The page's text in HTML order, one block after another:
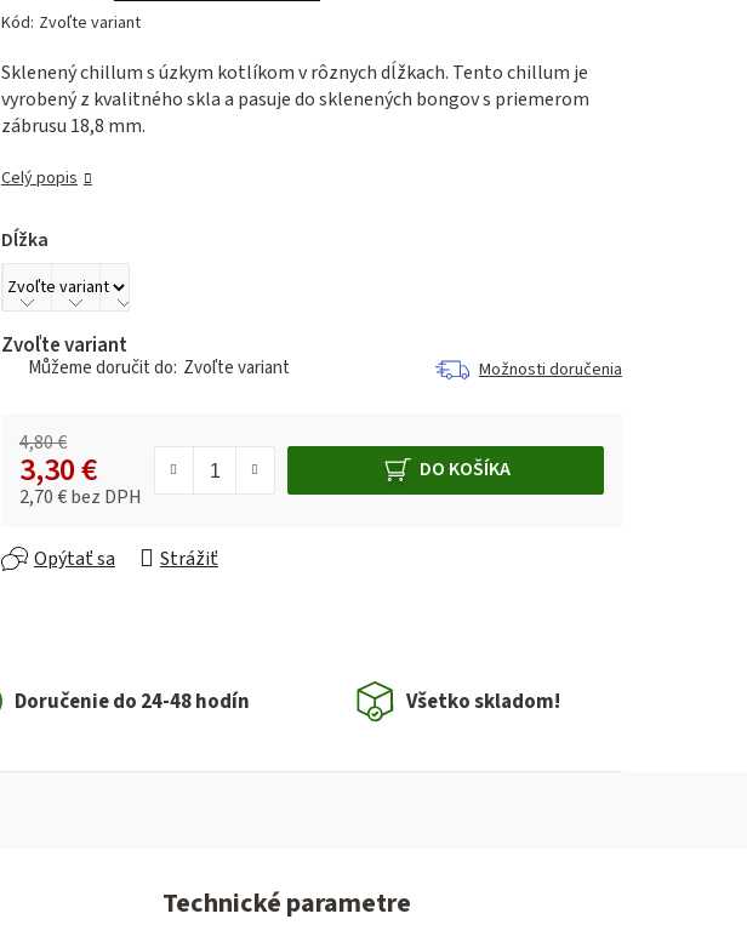
hodnotenie
je
0,0
z 5
Kód: Zvoľte variant
Sklenený chillum s úzkym kotlíkom v rôznych dĺžkach. Tento chillum je
vyrobený z kvalitného skla a pasuje do sklenených bongov s priemerom
zábrusu 18,8 mm.
Celý popis
Dĺžka
Zvoľte variant
Zvoľte variant Možnosti doručenia
4,80 €
3,30 €
2,70 € bez DPH
DO KOŠÍKA
Opýtať sa Strážiť
Doručenie do 24-48 hodín Všetko skladom!
Technické parametre